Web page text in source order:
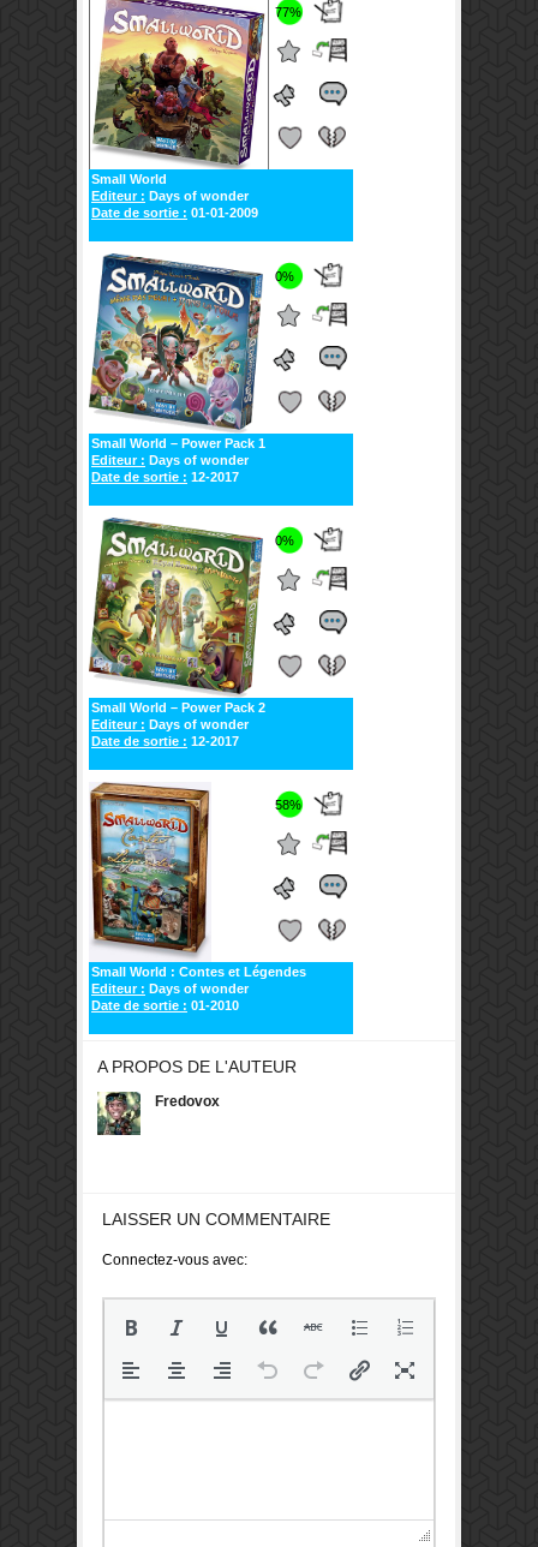
77%
Small World
Editeur : Days of wonder
Date de sortie : 01-01-2009
0%
Small World – Power Pack 1
Editeur : Days of wonder
Date de sortie : 12-2017
0%
Small World – Power Pack 2
Editeur : Days of wonder
Date de sortie : 12-2017
58%
Small World : Contes et Légendes
Editeur : Days of wonder
Date de sortie : 01-2010
A PROPOS DE L'AUTEUR
Fredovox
LAISSER UN COMMENTAIRE
Connectez-vous avec: